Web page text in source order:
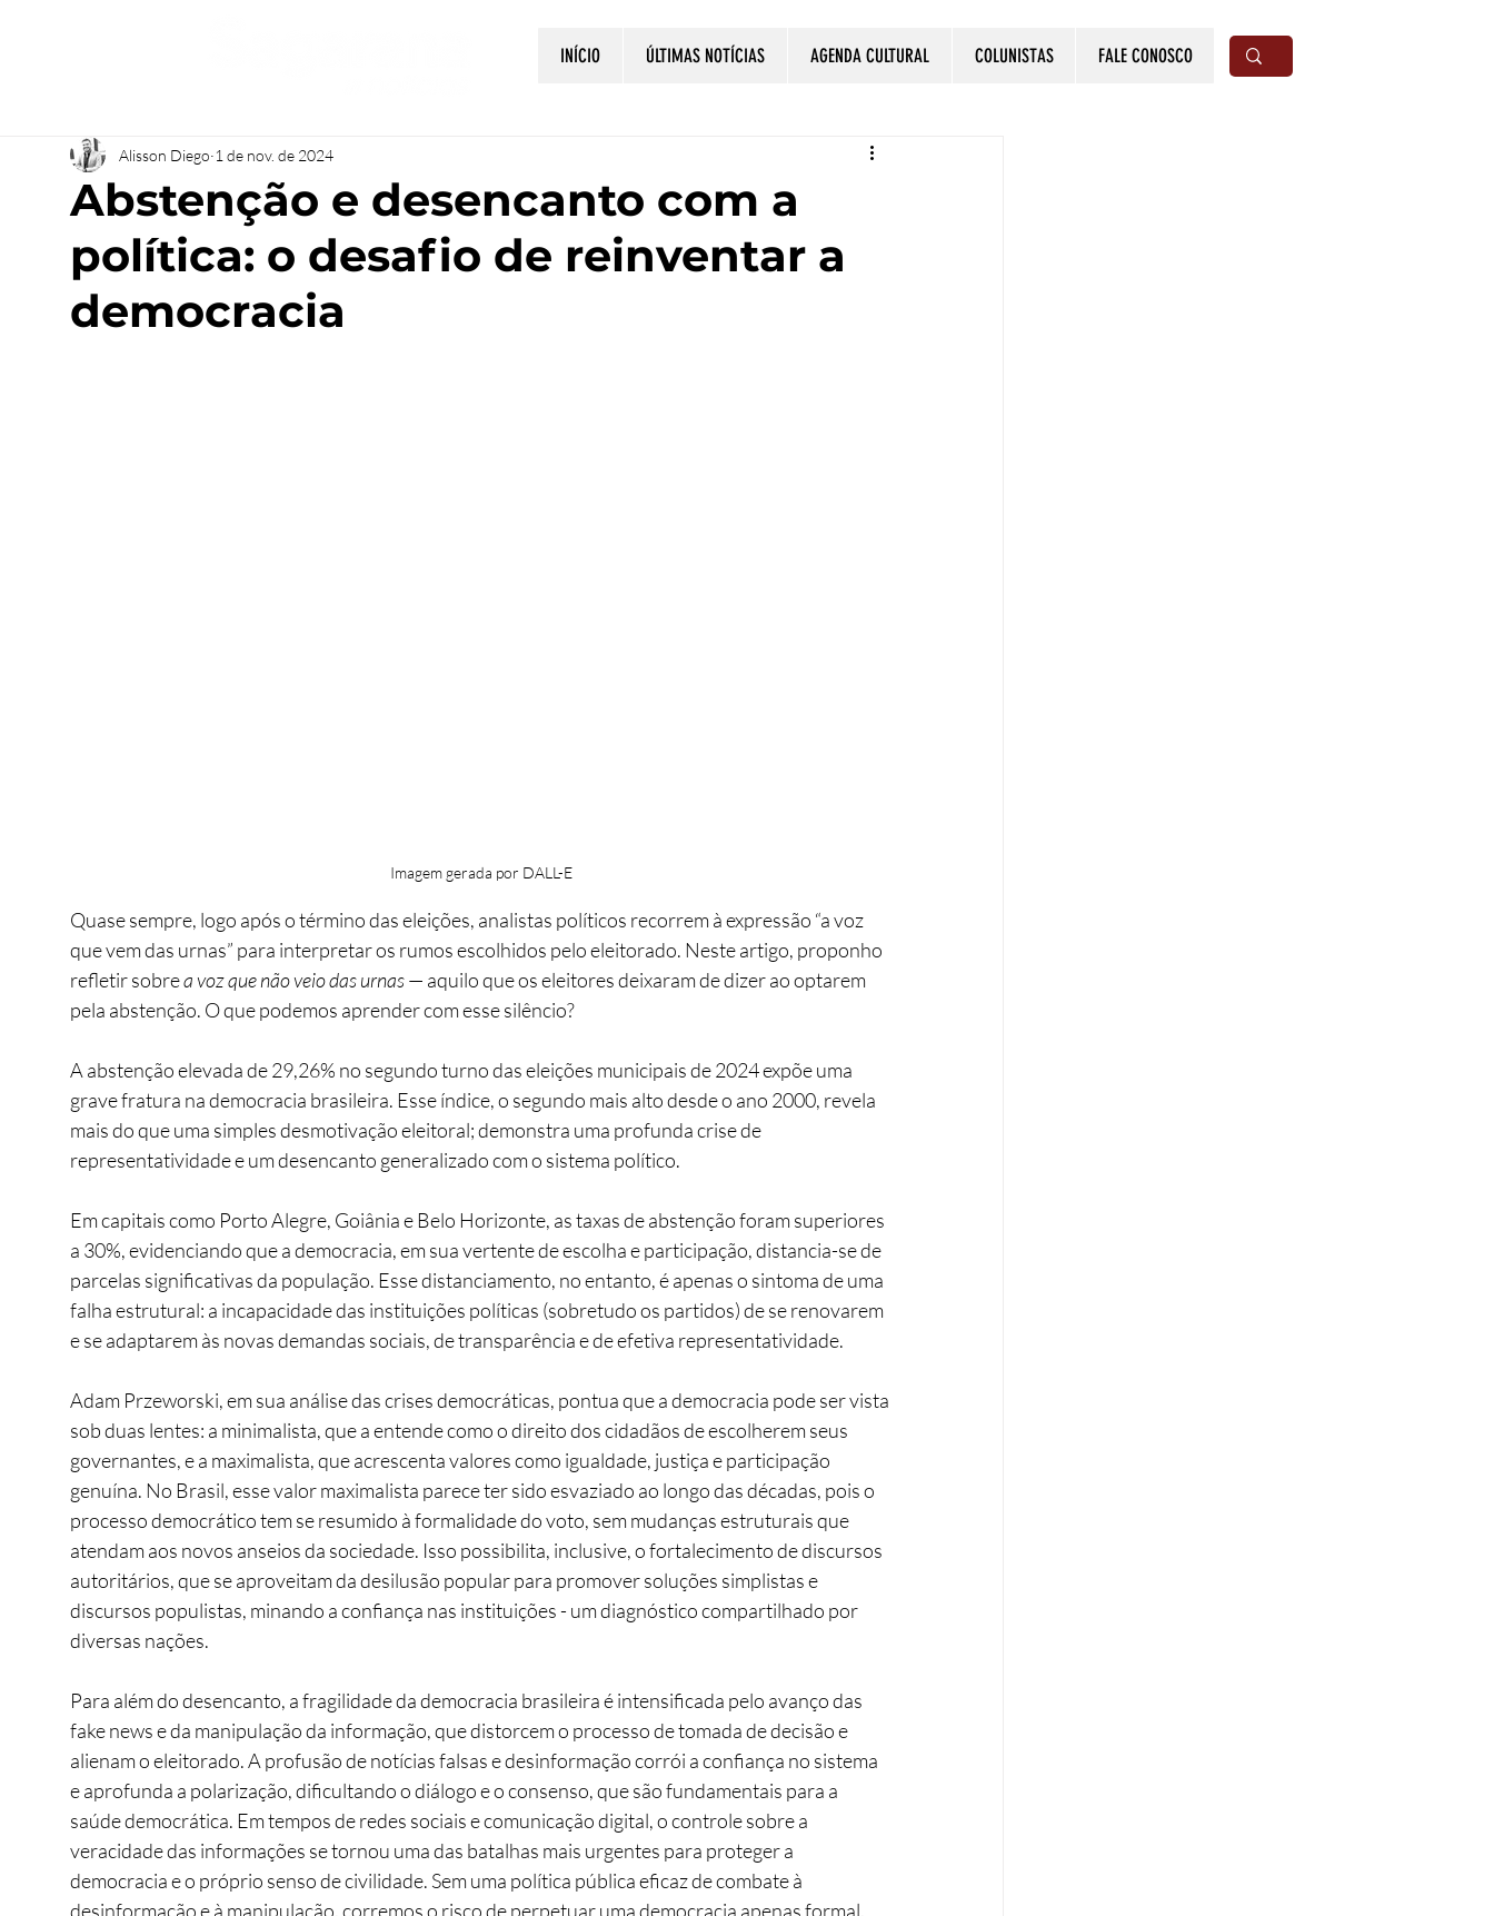
INÍCIO ÚLTIMAS NOTÍCIAS AGENDA CULTURAL COLUNISTAS FALE CONOSCO
Abstenção e desencanto com a
política: o desafio de reinventar a
democracia
Alisson Diego 1 de nov. de 2024
Imagem gerada por DALL-E
Quase sempre, logo após o término das eleições, analistas políticos recorrem à expressão “a voz
que vem das urnas” para interpretar os rumos escolhidos pelo eleitorado. Neste artigo, proponho
refletir sobre a voz que não veio das urnas — aquilo que os eleitores deixaram de dizer ao optarem
pela abstenção. O que podemos aprender com esse silêncio?
A abstenção elevada de 29,26% no segundo turno das eleições municipais de 2024 expõe uma
grave fratura na democracia brasileira. Esse índice, o segundo mais alto desde o ano 2000, revela
mais do que uma simples desmotivação eleitoral; demonstra uma profunda crise de
representatividade e um desencanto generalizado com o sistema político.
Em capitais como Porto Alegre, Goiânia e Belo Horizonte, as taxas de abstenção foram superiores
a 30%, evidenciando que a democracia, em sua vertente de escolha e participação, distancia-se de
parcelas significativas da população. Esse distanciamento, no entanto, é apenas o sintoma de uma
falha estrutural: a incapacidade das instituições políticas (sobretudo os partidos) de se renovarem
e se adaptarem às novas demandas sociais, de transparência e de efetiva representatividade.
Adam Przeworski, em sua análise das crises democráticas, pontua que a democracia pode ser vista
sob duas lentes: a minimalista, que a entende como o direito dos cidadãos de escolherem seus
governantes, e a maximalista, que acrescenta valores como igualdade, justiça e participação
genuína. No Brasil, esse valor maximalista parece ter sido esvaziado ao longo das décadas, pois o
processo democrático tem se resumido à formalidade do voto, sem mudanças estruturais que
atendam aos novos anseios da sociedade. Isso possibilita, inclusive, o fortalecimento de discursos
autoritários, que se aproveitam da desilusão popular para promover soluções simplistas e
discursos populistas, minando a confiança nas instituições - um diagnóstico compartilhado por
diversas nações.
Para além do desencanto, a fragilidade da democracia brasileira é intensificada pelo avanço das
fake news e da manipulação da informação, que distorcem o processo de tomada de decisão e
alienam o eleitorado. A profusão de notícias falsas e desinformação corrói a confiança no sistema
e aprofunda a polarização, dificultando o diálogo e o consenso, que são fundamentais para a
saúde democrática. Em tempos de redes sociais e comunicação digital, o controle sobre a
veracidade das informações se tornou uma das batalhas mais urgentes para proteger a
democracia e o próprio senso de civilidade. Sem uma política pública eficaz de combate à
desinformação e à manipulação, corremos o risco de perpetuar uma democracia apenas formal,